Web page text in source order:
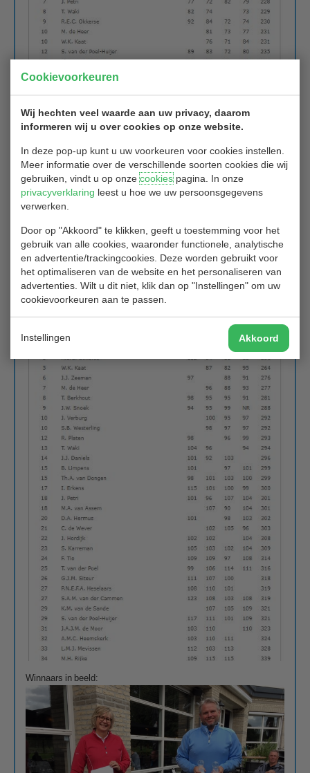
Cookievoorkeuren
Wij hechten veel waarde aan uw privacy, daarom
informeren wij u over cookies op onze website.
In deze pop-up kunt u uw voorkeuren voor cookies instellen.
Meer informatie over de verschillende soorten cookies die wij
gebruiken, vindt u op onzecookiespagina. In onze
privacyverklaring leest u hoe we uw persoonsgegevens
verwerken.
Door op "Akkoord" te klikken, geeft u toestemming voor het
gebruik van alle cookies, waaronder functionele, analytische
en advertentie/trackingcookies. Deze worden gebruikt voor
het optimaliseren van de website en het personaliseren van
advertenties. Wilt u dit niet, klik dan op "Instellingen" om uw
cookievoorkeuren aan te passen.
Instellingen Akkoord
Bruto Eindklassement:
Winnaars in beeld: